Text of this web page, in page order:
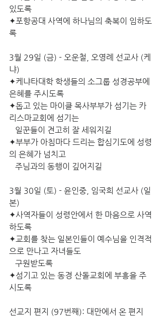
있도록
✦포항공대 사역에 하나님의 축복이 임하도
록
3월 29일 (금) - 오운철, 오영례 선교사 (케
냐)
✦케냐타대학 학생들의 소그룹 성경공부에
은혜를 주시도록
✦돕고 있는 마이클 목사부부가 섬기는 카
리스마교회에 섬기는
일꾼들이 견고히 잘 세워지길
✦부부가 아침마다 드리는 합심기도에 성령
의 은혜가 넘치고
주님과의 동행이 깊어지길
3월 30일 (토) - 윤인중, 임국희 선교사 (일
본)
✦사역자들이 성령안에서 한 마음으로 사역
하도록
✦교회를 찾는 일본인들이 예수님을 인격적
으로 만나고 자녀들도
구원받도록
✦섬기고 있는 동경 산돌교회에 부흥을 주
시도록
선교지 편지 (97번째): 대만에서 온 편지